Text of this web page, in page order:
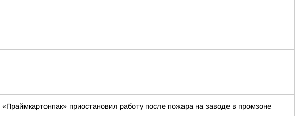
приостановил работу после пожара на заводе в промзоне